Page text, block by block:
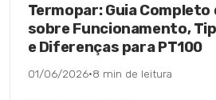
Termopar: Guia Completo
sobre Funcionamento,
e Diferenças para PT100
01/06/2026·8 min de leitura